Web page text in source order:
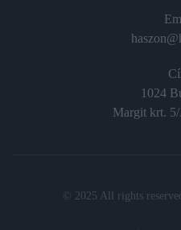
1024
Margit krt.
© 2025 All rights